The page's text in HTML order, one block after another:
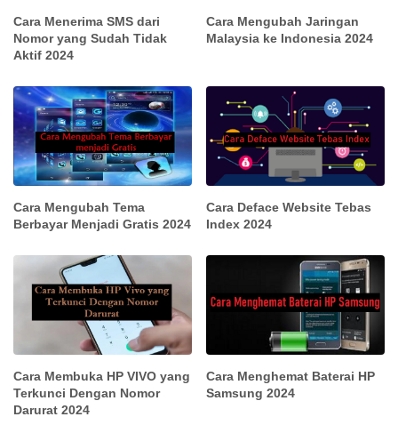
Cara Menerima SMS dari
Nomor yang Sudah Tidak
Aktif 2024
Cara Mengubah Jaringan
Malaysia ke Indonesia 2024
Cara Mengubah Tema
Berbayar Menjadi Gratis 2024
Cara Deface Website Tebas
Index 2024
Cara Membuka HP VIVO yang
Terkunci Dengan Nomor
Darurat 2024
Cara Menghemat Baterai HP
Samsung 2024